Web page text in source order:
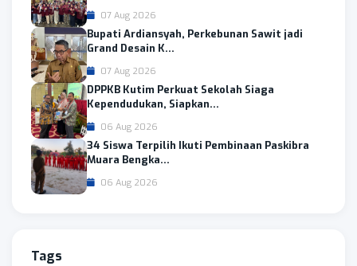
07 Aug 2026
Bupati Ardiansyah, Perkebunan Sawit jadi
Grand Desain K...
07 Aug 2026
DPPKB Kutim Perkuat Sekolah Siaga
Kependudukan, Siapkan...
06 Aug 2026
34 Siswa Terpilih Ikuti Pembinaan Paskibra
Muara Bengka...
06 Aug 2026
Tags